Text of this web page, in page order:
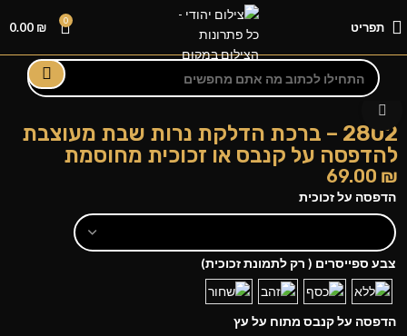
תפריט 0
0.00 ₪
2802 – ברכת הדלקת נרות שבת מעוצבת
להדפסה על קנבס או זכוכית מחוסמת
69.00 ₪
הדפסה על זכוכית
צבע ספייסרים ( רק לתמונת זכוכית)
הדפסה על קנבס מתוח על עץ